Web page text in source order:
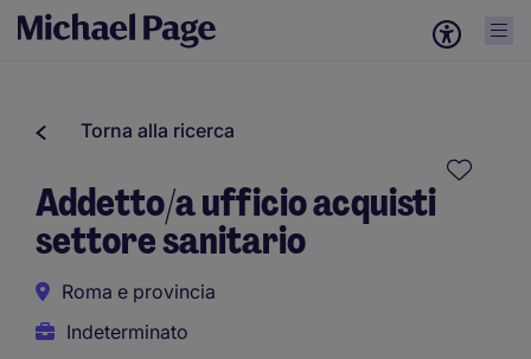
Torna alla ricerca
Addetto/a ufficio acquisti
settore sanitario
Roma e provincia
Indeterminato